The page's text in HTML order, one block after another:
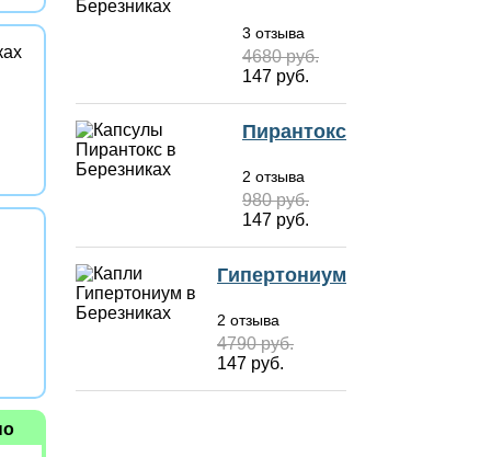
3 отзыва
4680 руб.
147 руб.
Пирантокс
2 отзыва
980 руб.
147 руб.
Гипертониум
2 отзыва
4790 руб.
147 руб.